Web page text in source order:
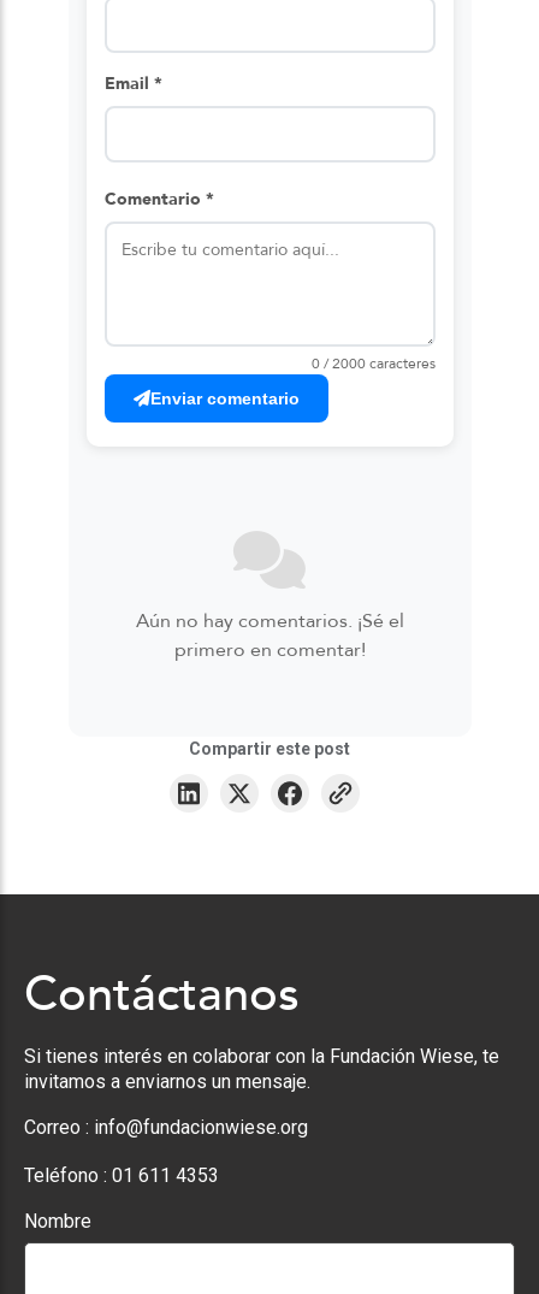
Email *
Comentario *
0 / 2000 caracteres
Enviar comentario
Aún no hay comentarios. ¡Sé el
primero en comentar!
Compartir este post
Contáctanos
Si tienes interés en colaborar con la Fundación Wiese, te
invitamos a enviarnos un mensaje.
Correo : info@fundacionwiese.org
Teléfono : 01 611 4353
Nombre